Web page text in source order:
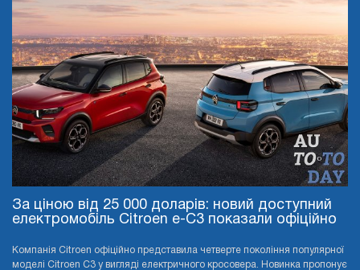
За ціною від 25 000 доларів: новий доступний
електромобіль Citroen e-C3 показали офіційно
Компанія Citroen офіційно представила четверте покоління популярної
моделі Citroen C3 у вигляді електричного кросовера. Новинка пропонує